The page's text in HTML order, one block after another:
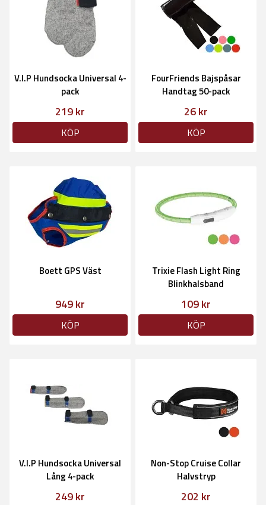
V.I.P Hundsocka Universal 4-
pack
219 kr
KÖP
FourFriends Bajspåsar
Handtag 50-pack
26 kr
KÖP
Boett GPS Väst
949 kr
KÖP
Trixie Flash Light Ring
Blinkhalsband
109 kr
KÖP
V.I.P Hundsocka Universal
Lång 4-pack
249 kr
Non-Stop Cruise Collar
Halvstryp
202 kr